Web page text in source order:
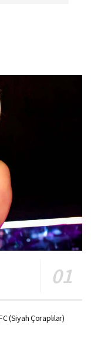
(Siyah Çoraplılar)